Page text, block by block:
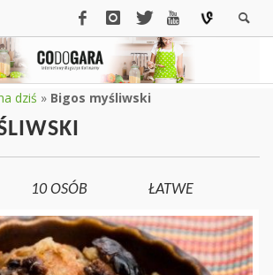
dziś » Bigos myśliwski
10OSÓB ŁATWE